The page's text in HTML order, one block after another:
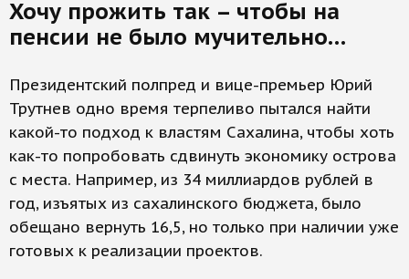
Хочу прожить так – чтобы на
пенсии не было мучительно…
Президентский полпред и вице-премьер Юрий
Трутнев одно время терпеливо пытался найти
какой-то подход к властям Сахалина, чтобы хоть
как-то попробовать сдвинуть экономику острова
с места. Например, из 34 миллиардов рублей в
год, изъятых из сахалинского бюджета, было
обещано вернуть 16,5, но только при наличии уже
готовых к реализации проектов.